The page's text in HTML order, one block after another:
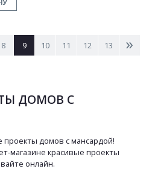
8 9 10 11 12 13 >
ДОМОВ С
проекты домов с мансардой!
магазине красивые проекты
онлайн.